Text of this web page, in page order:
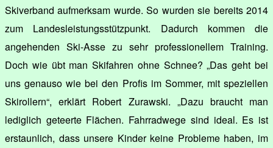
Skiverband aufmerksam wurde. So wurden sie bereits 2014
zum Landesleistungsstützpunkt. Dadurch kommen die
angehenden Ski-Asse zu sehr professionellem Training.
Doch wie übt man Skifahren ohne Schnee? „Das geht bei
uns genauso wie bei den Profis im Sommer, mit speziellen
Skirollern“, erklärt Robert Zurawski. „Dazu braucht man
lediglich geteerte Flächen. Fahrradwege sind ideal. Es ist
erstaunlich, dass unsere Kinder keine Probleme haben, im